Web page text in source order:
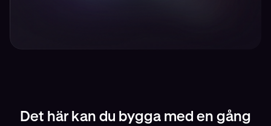
Det här kan du bygga med en gång